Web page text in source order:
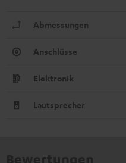
Abmessungen
Anschlüsse
Elektronik
Lautsprecher